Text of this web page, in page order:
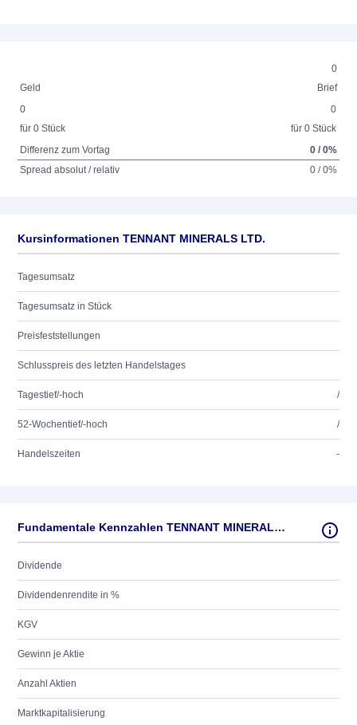
0
Geld
Brief
0
für 0 Stück
0
für 0 Stück
Differenz zum Vortag
0 / 0%
Spread absolut / relativ
0 / 0%
Kursinformationen TENNANT MINERALS LTD.
Tagesumsatz
Tagesumsatz in Stück
Preisfeststellungen
Schlusspreis des letzten Handelstages
Tagestief/-hoch /
52-Wochentief/-hoch /
Handelszeiten -
Fundamentale Kennzahlen TENNANT MINERALS LTD.
Dividende
Dividendenrendite in %
KGV
Gewinn je Aktie
Anzahl Aktien
Marktkapitalisierung